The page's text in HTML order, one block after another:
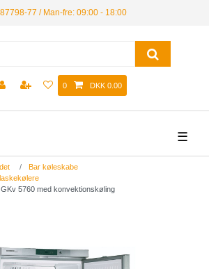
77 / Man-fre: 09:00 - 18:00
0 DKK 0.00
☰
Bar køleskabe
5760 med konvektionskøling